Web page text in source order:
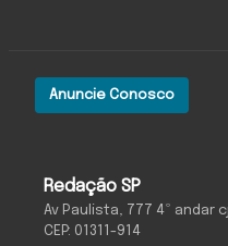
Redação SP
Av Paulista, 777 4º andar
CEP: 01311-914
Anuncie Conosco